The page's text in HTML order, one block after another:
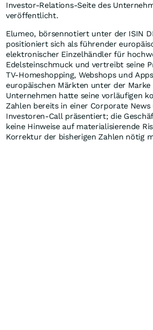
Investor‑Relations‑Seite des
veröffentlicht.
Elumeo, börsennotiert unter der ISIN
positioniert sich als führender
elektronischer Einzelhändler für
Edelsteinschmuck und vertreibt seine
TV‑Homeshopping, Webshops und
europäischen Märkten unter der Marke
Unternehmen hatte seine vorläufigen
Zahlen bereits in einer Corporate News
Investoren‑Call präsentiert; die
keine Hinweise auf materialisierende
Korrektur der bisherigen Zahlen nötig